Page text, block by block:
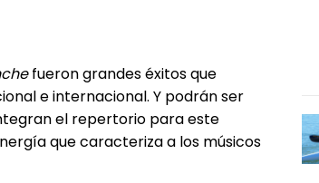
fueron grandes éxitos que
e internacional. Y podrán ser
el repertorio para este
que caracteriza a los músicos